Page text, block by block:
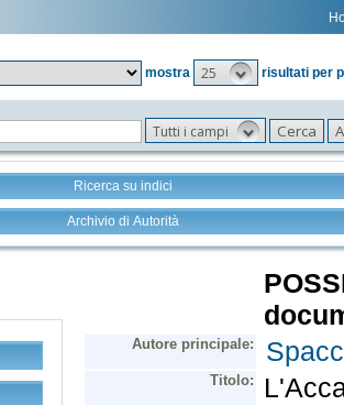
mostra
25 risultati per
Tutti i campi
Ricerca su indici
Archivio di Autorità